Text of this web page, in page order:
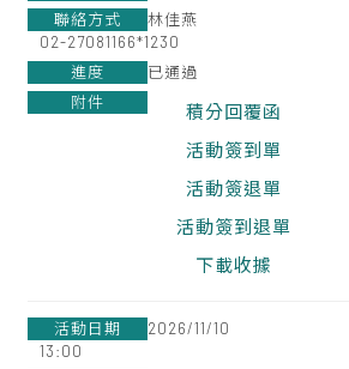
林佳燕
02-27081166*1230
已通過
積分回覆函
活動簽到單
活動簽退單
活動簽到退單
下載收據
2026/11/10
13:00